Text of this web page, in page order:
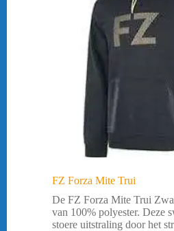
FZ Forza Mite Trui
De FZ Forza Mite Trui
van 100% polyester. Deze
stoere uitstraling door het